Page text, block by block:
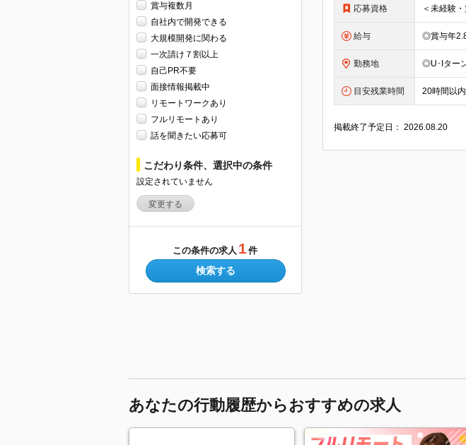
賞与複数月
自社内で開発できる
大規模開発に関わる
一次請け７割以上
自己PR不要
面接情報掲載中
リモートワークあり
フルリモートあり
話を聞きたい応募可
こだわり条件、選択中の条件
設定されていません
変更する
この条件の求人 1 件
検索する
応募資格
給与
勤務地
目安残業時間 20時間以内
掲載終了予定日：2026.08.20
あなたの行動履歴からおすすめの求人